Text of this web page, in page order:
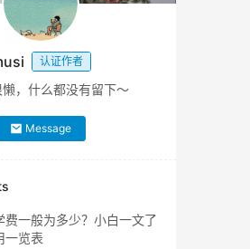
认证作者
，什么都没有留下～
Message
费一般为多少？小白一文了
一览表